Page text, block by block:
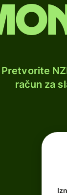
Pretvorite
račun za